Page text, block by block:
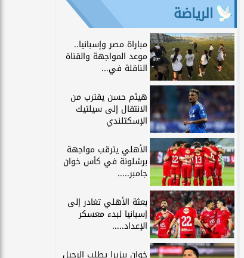
الرياضة
مباراة مصر وإسبانيا..
موعد المواجهة والقناة
الناقلة في...
هيثم حسن يقترب من
الانتقال إلى سيلتيك
الإسكتلندي
الأهلي يترقب مواجهة
برشلونة في كأس خوان
جامبر.....
بعثة الأهلي تغادر إلى
إسبانيا لبدء معسكر
الإعداد.....
خوان بيزيرا يطلب الرحيل